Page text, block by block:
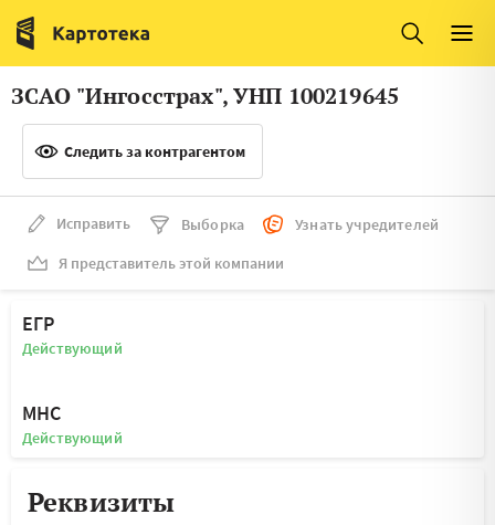
Италия
Люксембург
Литва
Нидерланды
ЗСАО "Ингосстрах", УНП 100219645
Следить за контрагентом
Исправить Выборка
Узнать учредителей
Я представитель этой компании
ЕГР
Действующий
МНС
Действующий
Реквизиты